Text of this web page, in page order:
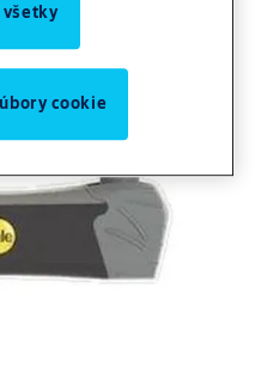
cookie